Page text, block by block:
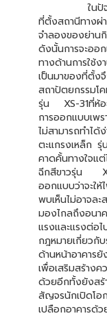
ในปัจจุบัน ส
ที่ตั้งสถานีทางผ่
จำลองของย่าน
ดังนั้นการจะออ
ทางด้านการใช้
เป็นมาของที่ตั้ง
สถาปัตยกรรมโ
รุ่น XS-31ที่ห้อ
การออกแบบเพร
ไม่สามารถทำไ
ตะแกรงเหล็ก รุ่
คาดคั้นทางใจแ
ฉีกสีขาวรุ่น
ออกแบบว่าจะใ
พบเห็นไม่อาจละ
มองไกลถึงอนา
แรงและแรงต่อ
กฎหมายเกี่ยวกับ
ด้านหน้าอาคารยั
เพื่อเสริมสร้าง
ด้วยอีกทั้งยังสร้
สัญจรนักเปิดโอ
เปลือกอาคารด้